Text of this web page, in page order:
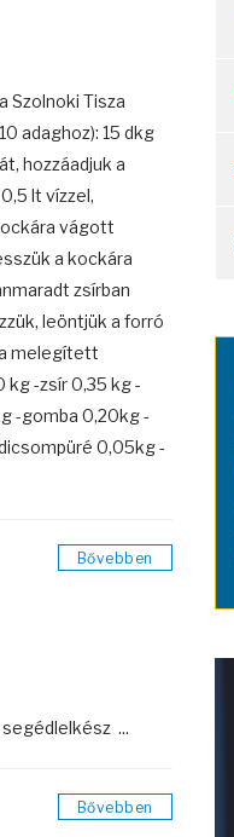
Szolnoki Tisza
adaghoz): 15 dkg
hozzáadjuk a
lt vízzel,
vágott
a kockára
zsírban
leöntjük a forró
melegített
kg -zsír 0,35 kg -
-gomba 0,20kg -
0,05kg -
Bővebben
...
Bővebben